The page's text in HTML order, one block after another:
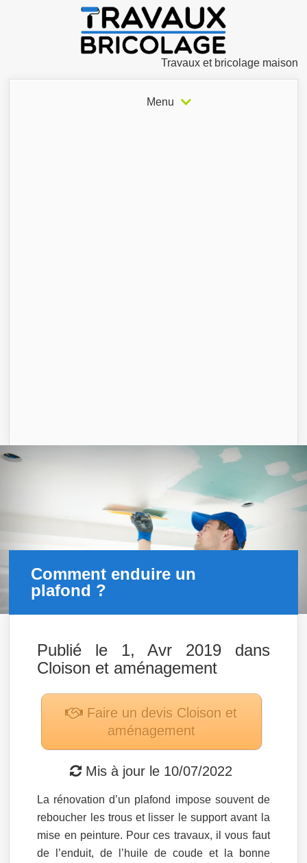
Travaux et bricolage maison
Menu
Comment enduire un
plafond ?
Publié le 1, Avr 2019 dans
Cloison et aménagement
Faire un devis Cloison et
aménagement
Mis à jour le 10/07/2022
La rénovation d’un plafond impose souvent de
reboucher les trous et lisser le support avant la
mise en peinture. Pour ces travaux, il vous faut
de l’enduit, de l’huile de coude et la bonne